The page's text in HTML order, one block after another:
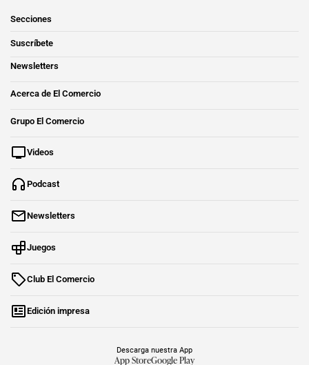
Secciones
Suscríbete
Newsletters
Acerca de El Comercio
Grupo El Comercio
Videos
Podcast
Newsletters
Juegos
Club El Comercio
Edición impresa
Descarga nuestra App
App StoreGoogle Play